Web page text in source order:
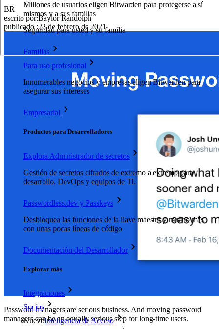
Millones de usuarios eligen Bitwarden para protegerse a sí
mismos y a sus familias
Seguridad para usted y su familia
Familias
Para uso profesional
Innumerables negocios y empresas eligen Bitwarden para
asegurar sus intereses
Empresarial
Productos para Desarrolladores
Explora Administrador de secretos
Gestión de secretos cifrados de extremo a extremo para
desarrollo, DevOps y equipos de TI.
Passwordless.dev y Passkeys
Desbloquea las funciones de la llave maestra y mucho más
con unas pocas líneas de código
Documentación del Desarrollador
Explorar más
Integraciones
Socios
NuevoInteligencia de Acceso
BR
escrito por:Baylor Randolph
publicado:22 de febrero de 2021
Password managers are serious business. And moving password
managers can be an equally serious step for long-time users.